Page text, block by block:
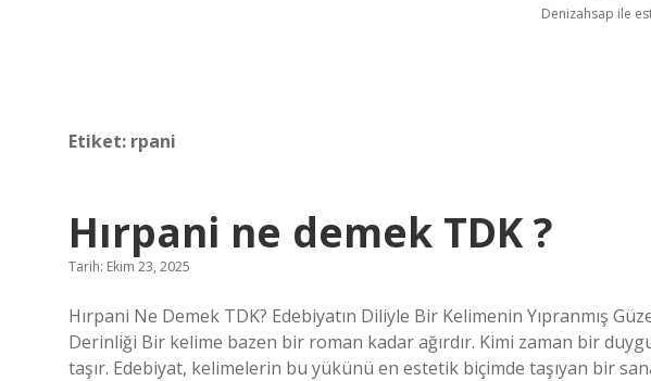
Denizahsap ile
Etiket: rpani
Hırpani ne demek TDK ?
Tarih: Ekim 23, 2025
Hırpani Ne Demek TDK? Edebiyatın Diliyle Bir Kelimenin Yıpranmış
Derinliği Bir kelime bazen bir roman kadar ağırdır. Kimi zaman bir
taşır. Edebiyat, kelimelerin bu yükünü en estetik biçimde taşıyan bir